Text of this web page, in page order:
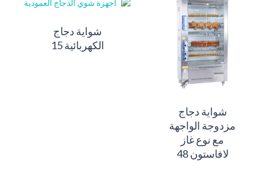
شواية دجاج
الكهربائية 15
شواية دجاج
مزدوجة الواجهة
مع نوع غاز
لافاستون 48